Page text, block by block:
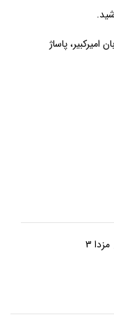
پاساژ
مزدا 3